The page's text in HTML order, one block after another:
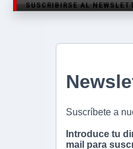
SUSCRIBIRSE AL